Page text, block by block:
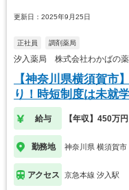
更新日：2025年9月25日
正社員 調剤薬局
汐入薬局 株式会社わかばの薬
【神奈川県横須賀市
り！時短制度は未就
度！
給与 【年収】450万
勤務地 神奈川県 横須賀市
アクセス 京急本線 汐入駅